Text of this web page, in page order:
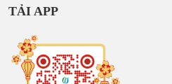
TẢI APP